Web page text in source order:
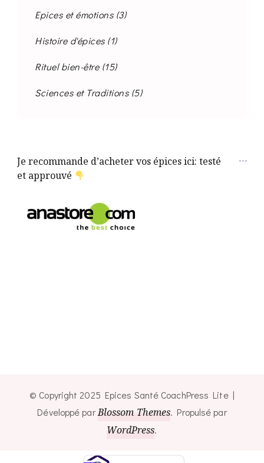
Epices et émotions(3)
Histoire d'épices(1)
Rituel bien-être(15)
Sciences et Traditions(5)
Je recommande d’acheter vos épices ici: testé
et approuvé
© Copyright 2025 Epices Santé CoachPress Lite |
Développé parBlossom Themes. Propulsé par
WordPress.